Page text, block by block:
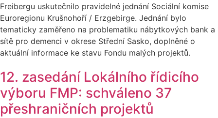
Freibergu uskutečnilo pravidelné jednání Sociální komise
Euroregionu Krušnohoří / Erzgebirge. Jednání bylo
tematicky zaměřeno na problematiku nábytkových bank a
sítě pro demenci v okrese Střední Sasko, doplněné o
aktuální informace ke stavu Fondu malých projektů.
12. zasedání Lokálního řídicího
výboru FMP: schváleno 37
přeshraničních projektů